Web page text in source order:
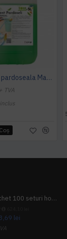
Detergent pardoseala Manual premium 5L Canistra AQAS
+ TVA
inclus
Pachet 100 seturi hoteliere, set dentar, set barbierit, casca de dus, pila unghii, set cusut
lei